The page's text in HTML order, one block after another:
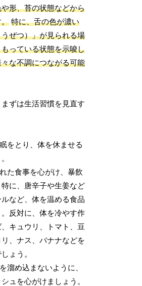
形、苔の状態などから
。 特に、舌の色が濃い
ぜつ）」が見られる場
っている状態を示唆し
な不調につながる可能
ずは生活習慣を見直す
をとり、体を休ませる
た食事を心がけ、暴飲
に、唐辛子や生姜など
など、体を温める食品
反対に、体を冷やす作
キュウリ、トマト、豆
、ナス、バナナなどを
ょう。
溜め込まないように、
ュを心がけましょう。